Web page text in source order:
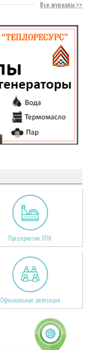
Все журналы
Предприятия ЛПК
Официальные делегации